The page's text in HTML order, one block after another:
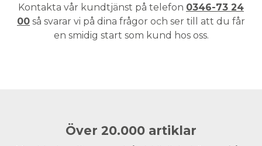
Kontakta vår kundtjänst på telefon 0346-73 24
00 så svarar vi på dina frågor och ser till att du får
en smidig start som kund hos oss.
Över 20.000 artiklar